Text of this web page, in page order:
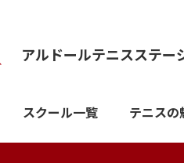
アルドールテニスステー
スクール一覧 テニスの